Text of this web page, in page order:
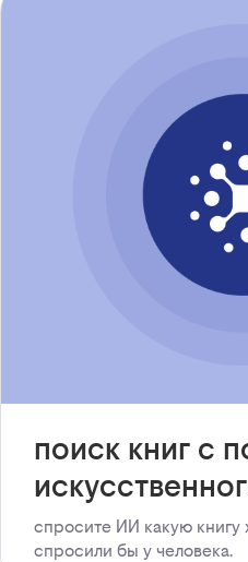
поиск книг с
спросите ИИ какую книгу
спросили бы у человека.